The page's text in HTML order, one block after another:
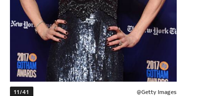
11/41 @Getty Images